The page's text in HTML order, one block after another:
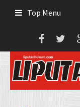
Top Menu